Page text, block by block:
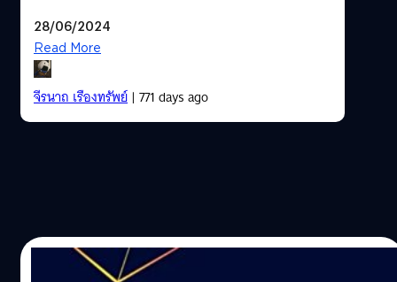
28/06/2024
Read More
จีรนาถ เรืองทรัพย์| 771 days ago
11/11/2023